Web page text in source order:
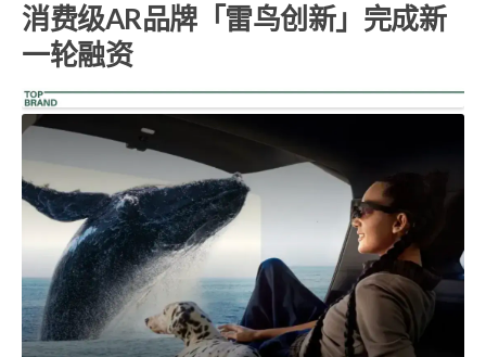
消费级AR品牌「雷鸟创新」完成新
一轮融资